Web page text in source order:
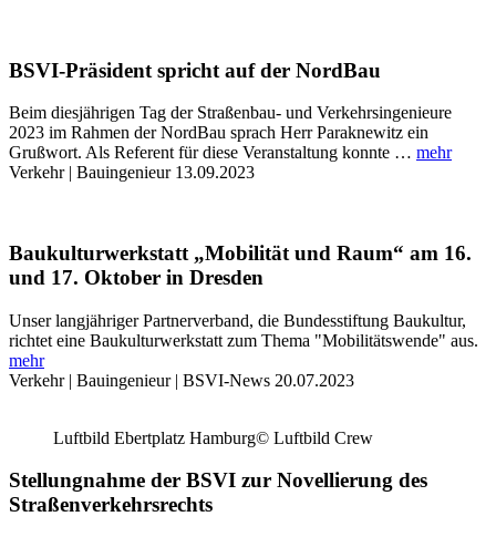
BSVI-Präsident spricht auf der NordBau
Beim diesjährigen Tag der Straßenbau- und Verkehrsingenieure
2023 im Rahmen der NordBau sprach Herr Paraknewitz ein
Grußwort. Als Referent für diese Veranstaltung konnte … mehr
Verkehr | Bauingenieur 13.09.2023
Baukulturwerkstatt „Mobilität und Raum“ am 16.
und 17. Oktober in Dresden
Unser langjähriger Partnerverband, die Bundesstiftung Baukultur,
richtet eine Baukulturwerkstatt zum Thema "Mobilitätswende" aus.
mehr
Verkehr | Bauingenieur | BSVI-News 20.07.2023
Luftbild Ebertplatz Hamburg© Luftbild Crew
Stellungnahme der BSVI zur Novellierung des
Straßenverkehrsrechts